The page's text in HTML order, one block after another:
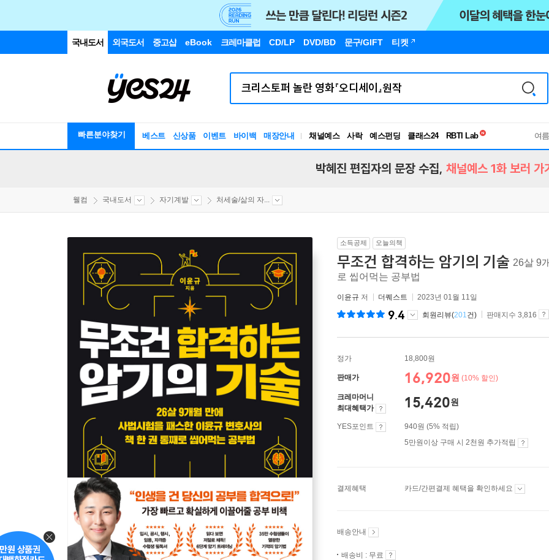
국내도서 외국도서 중고샵 eBook 크레마클럽 CD/LP DVD/BD 문구/GIFT 티켓
빠른분야찾기 베스트 신상품 이벤트 바이백 매장안내 채널예스 사락 예스펀딩 클래스24
RBTI Lab
독서유형검사
여
박혜진 편집자의 문장 수집, 채널예스 1화 보러 가
웰컴 국내도서 자기계발 처세술/삶의 자...
소득공제 오늘의책
무조건 합격하는 암기의 기술 26살 9
로 씹어먹는 공부법
이윤규 저 더퀘스트 2023년 01월 11일
9.4 회원리뷰(201건) 판매지수 3,816
정가 18,800원
판매가 16,920원 (10% 할인)
크레마머니
최대혜택가
15,420원
YES포인트
940원 (5% 적립)
5만원이상 구매 시 2천원 추가적립
결제혜택 카드/간편결제 혜택을 확인하세요
배송안내
배송비 : 무료